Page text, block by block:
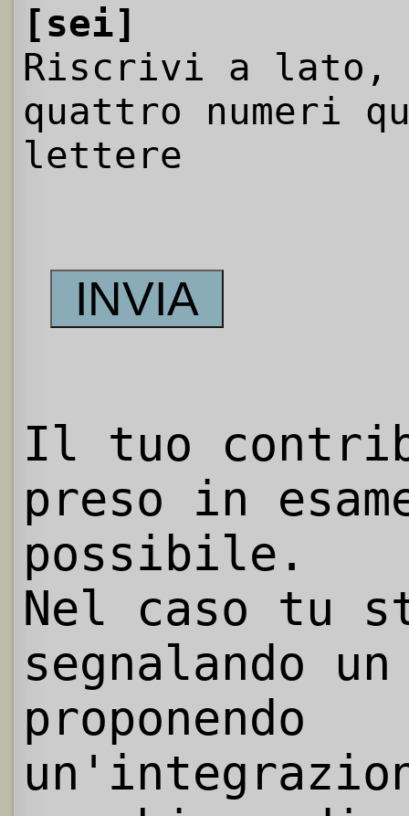
[sei]
Riscrivi a
quattro numeri
lettere
Il tuo
preso in
possibile.
Nel caso tu
segnalando
proponendo